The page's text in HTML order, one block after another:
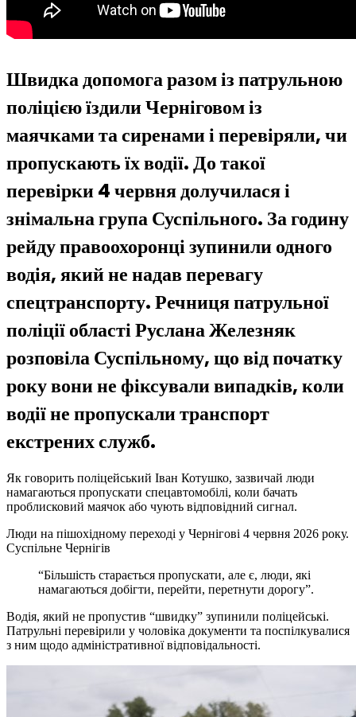
Швидка допомога разом із патрульною
поліцією їздили Черніговом із
маячками та сиренами і перевіряли, чи
пропускають їх водії. До такої
перевірки 4 червня долучилася і
знімальна група Суспільного. За годину
рейду правоохоронці зупинили одного
водія, який не надав перевагу
спецтранспорту. Речниця патрульної
поліції області Руслана Железняк
розповіла Суспільному, що від початку
року вони не фіксували випадків, коли
водії не пропускали транспорт
екстрених служб.
Як говорить поліцейський Іван Котушко, зазвичай люди
намагаються пропускати спецавтомобілі, коли бачать
проблисковий маячок або чують відповідний сигнал.
Люди на пішохідному переході у Чернігові 4 червня 2026 року.
Суспільне Чернігів
“Більшість старається пропускати, але є, люди, які
намагаються добігти, перейти, перетнути дорогу”.
Водія, який не пропустив “швидку” зупинили поліцейські.
Патрульні перевірили у чоловіка документи та поспілкувалися
з ним щодо адміністративної відповідальності.